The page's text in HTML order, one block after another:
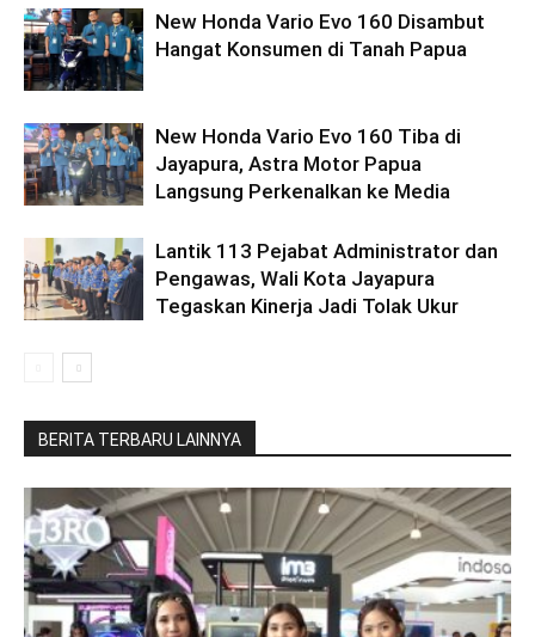
New Honda Vario Evo 160 Disambut
Hangat Konsumen di Tanah Papua
New Honda Vario Evo 160 Tiba di
Jayapura, Astra Motor Papua
Langsung Perkenalkan ke Media
Lantik 113 Pejabat Administrator dan
Pengawas, Wali Kota Jayapura
Tegaskan Kinerja Jadi Tolak Ukur
BERITA TERBARU LAINNYA